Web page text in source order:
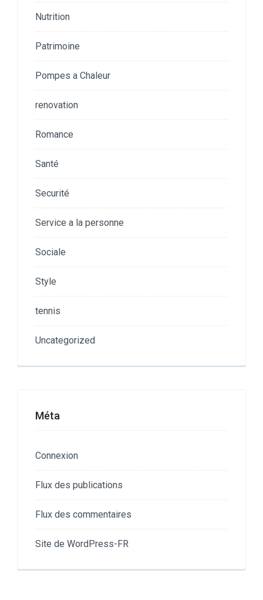
Nutrition
Patrimoine
Pompes a Chaleur
renovation
Romance
Santé
Securité
Service a la personne
Sociale
Style
tennis
Uncategorized
Méta
Connexion
Flux des publications
Flux des commentaires
Site de WordPress-FR